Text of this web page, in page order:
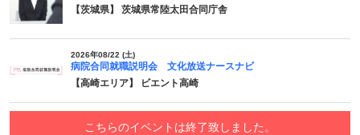
【茨城県】 茨城県常陸太田合同庁舎
2026年08/22 (土)
病院合同就職説明会 文化放送ナースナビ
【高崎エリア】 ビエント高崎
こちらのイベントは終了致しました。